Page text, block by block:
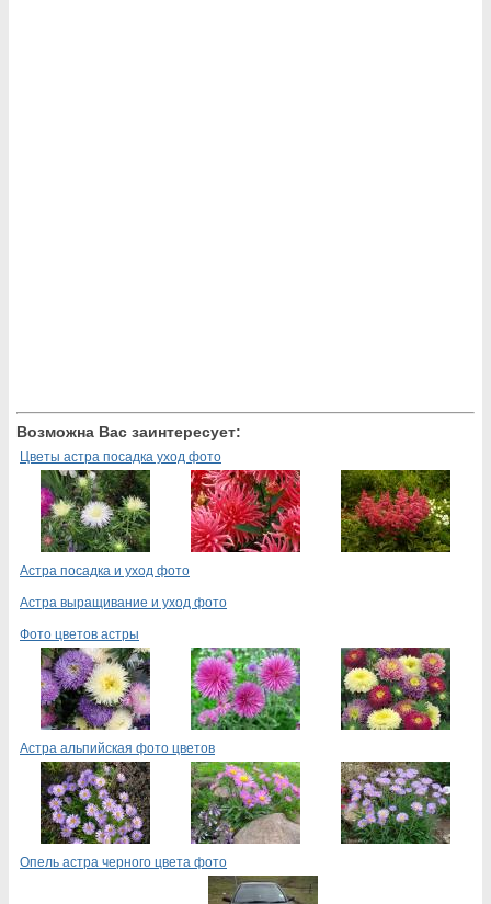
Возможна Вас заинтересует:
Цветы астра посадка уход фото
Астра посадка и уход фото
Астра выращивание и уход фото
Фото цветов астры
Астра альпийская фото цветов
Опель астра черного цвета фото